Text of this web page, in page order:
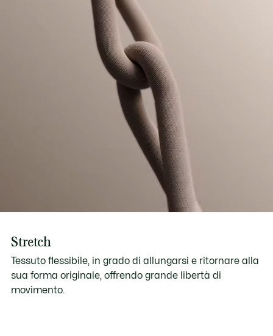
Stretch
Tessuto flessibile, in grado di allungarsi e ritornare alla
sua forma originale, offrendo grande libertà di
movimento.